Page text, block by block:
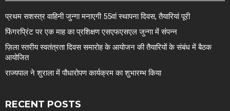
प्रथम सशस्त्र वाहिनी जुन्गा मनाएगी 55वां स्थापना दिवस, तैयारियां पूरी
फिंगरप्रिंट पर एक माह का प्रशिक्षण एसएफएसएल जुन्गा में संपन्न
ज़िला स्तरीय स्वतंत्रता दिवस समारोह के आयोजन की तैयारियों के संबंध में बैठक
आयोजित
राज्यपाल ने शुराला में पौधारोपण कार्यक्रम का शुभारम्भ किया
RECENT POSTS